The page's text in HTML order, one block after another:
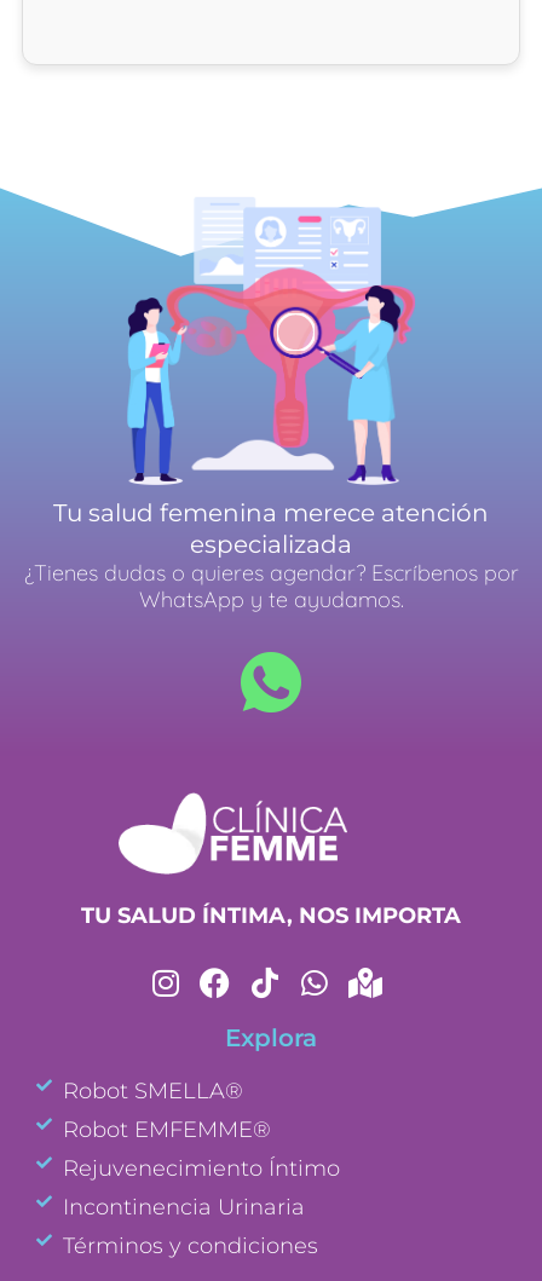
Tu salud femenina merece atención
especializada
¿Tienes dudas o quieres agendar? Escríbenos por
WhatsApp y te ayudamos.
TU SALUD ÍNTIMA, NOS IMPORTA
Explora
Robot SMELLA®
Robot EMFEMME®
Rejuvenecimiento Íntimo
Incontinencia Urinaria
Términos y condiciones